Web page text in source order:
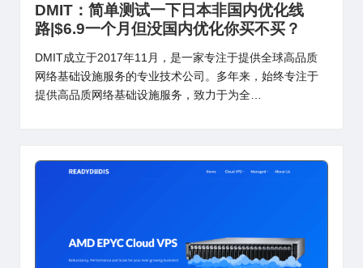
DMIT：简单测试一下日本非国内优化线
路|$6.9一个月但没国内优化你买不买？
DMIT成立于2017年11月，是一家专注于提供全球高品质
网络基础设施服务的专业技术公司。多年来，始终专注于
提供高品质网络基础设施服务，致力于为全…